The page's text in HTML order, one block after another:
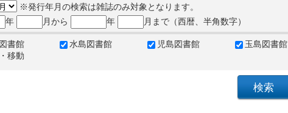
※発行年月の検索は雑誌のみ対象となります。
年
月から 年 月まで（西暦、半角数字）
書館 水島図書館 児島図書館 玉島図書館
移動